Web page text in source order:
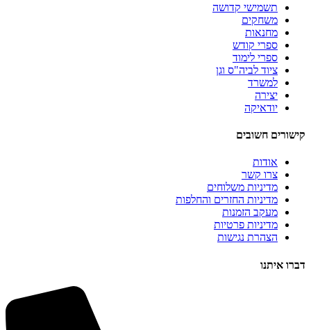
תשמישי קדושה
משחקים
מחנאות
ספרי קודש
ספרי לימוד
ציוד לביה"ס וגן
למשרד
יצירה
יודאיקה
קישורים חשובים
אודות
צרו קשר
מדיניות משלוחים
מדיניות החזרים והחלפות
מעקב הזמנות
מדיניות פרטיות
הצהרת נגישות
דברו איתנו